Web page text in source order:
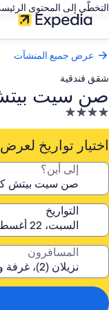
التخطّي إلى المحتوى
عرض جميع المنشآت
شقق فندقية
صن سيت
منشأة
فندقية
مصنفة
4.0
اختيار تواريخ لعرض
إلى أين؟
التواريخ
المسافرون